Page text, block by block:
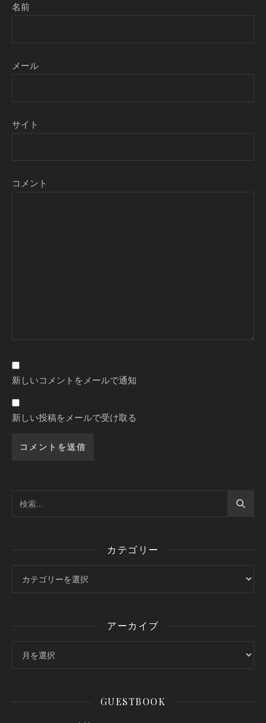
名前
メール
サイト
コメント
新しいコメントをメールで通知
新しい投稿をメールで受け取る
カテゴリー
アーカイブ
GUESTBOOK